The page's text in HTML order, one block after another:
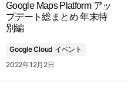
Google Maps Platform アッ
プデート総まとめ 年末特
別編
Google Cloud イベント
2022年12月2日